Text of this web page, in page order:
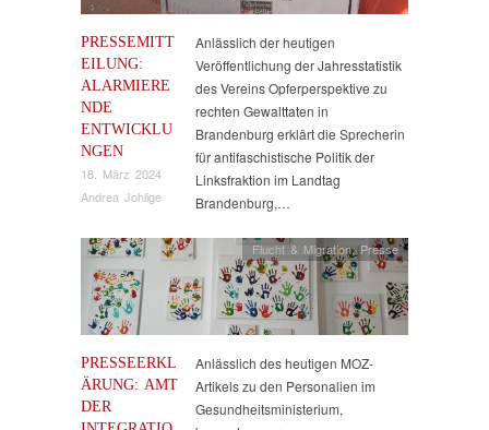
PRESSEMITT
EILUNG:
ALARMIERE
NDE
ENTWICKLU
NGEN
18. März 2024
Andrea Johlige
Anlässlich der heutigen
Veröffentlichung der Jahresstatistik
des Vereins Opferperspektive zu
rechten Gewalttaten in
Brandenburg erklärt die Sprecherin
für antifaschistische Politik der
Linksfraktion im Landtag
Brandenburg,…
PRESSEERKL
ÄRUNG: AMT
DER
Flucht & Migration,Presse
Anlässlich des heutigen MOZ-
Artikels zu den Personalien im
Gesundheitsministerium,